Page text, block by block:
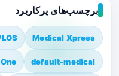
برچسب‌های پرکاربرد
Medical Xpress
default-medical